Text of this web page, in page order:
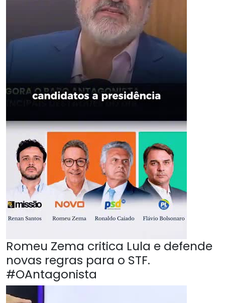
Romeu Zema critica Lula e defende
novas regras para o STF.
#OAntagonista